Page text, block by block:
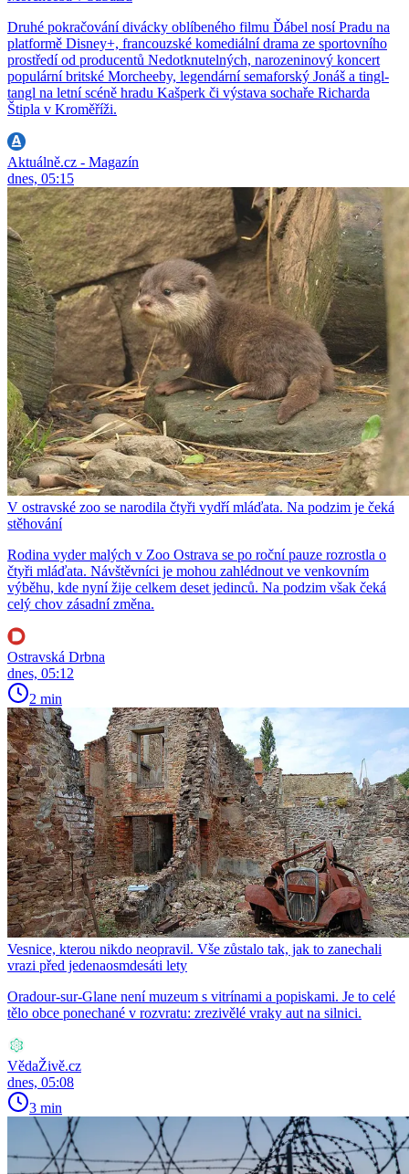
Druhé pokračování divácky oblíbeného filmu Ďábel nosí Pradu na
platformě Disney+, francouzské komediální drama ze sportovního
prostředí od producentů Nedotknutelných, narozeninový koncert
populární britské Morcheeby, legendární semaforský Jonáš a tingl-
tangl na letní scéně hradu Kašperk či výstava sochaře Richarda
Štipla v Kroměříži.
Aktuálně.cz - Magazín
dnes, 05:15
V ostravské zoo se narodila čtyři vydří mláďata. Na podzim je čeká
stěhování
Rodina vyder malých v Zoo Ostrava se po roční pauze rozrostla o
čtyři mláďata. Návštěvníci je mohou zahlédnout ve venkovním
výběhu, kde nyní žije celkem deset jedinců. Na podzim však čeká
celý chov zásadní změna.
Ostravská Drbna
dnes, 05:12
2 min
Vesnice, kterou nikdo neopravil. Vše zůstalo tak, jak to zanechali
vrazi před jedenaosmdesáti lety
Oradour-sur-Glane není muzeum s vitrínami a popiskami. Je to celé
tělo obce ponechané v rozvratu: zrezivělé vraky aut na silnici.
VědaŽivě.cz
dnes, 05:08
3 min